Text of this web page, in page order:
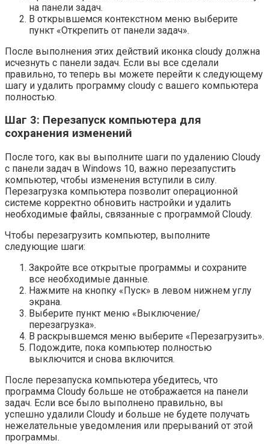
на панели задач.
В открывшемся контекстном меню выберите
пункт «Открепить от панели задач».
После выполнения этих действий иконка cloudy должна
исчезнуть с панели задач. Если вы все сделали
правильно, то теперь вы можете перейти к следующему
шагу и удалить программу cloudy с вашего компьютера
полностью.
Шаг 3: Перезапуск компьютера для
сохранения изменений
После того, как вы выполните шаги по удалению Cloudy
с панели задач в Windows 10, важно перезапустить
компьютер, чтобы изменения вступили в силу.
Перезагрузка компьютера позволит операционной
системе корректно обновить настройки и удалить
необходимые файлы, связанные с программой Cloudy.
Чтобы перезагрузить компьютер, выполните
следующие шаги:
Закройте все открытые программы и сохраните
все необходимые данные.
Нажмите на кнопку «Пуск» в левом нижнем углу
экрана.
Выберите пункт меню «Выключение/
перезагрузка».
В раскрывшемся меню выберите «Перезагрузить».
Подождите, пока компьютер полностью
выключится и снова включится.
После перезапуска компьютера убедитесь, что
программа Cloudy больше не отображается на панели
задач. Если все было выполнено правильно, вы
успешно удалили Cloudy и больше не будете получать
нежелательные уведомления или прерываний от этой
программы.